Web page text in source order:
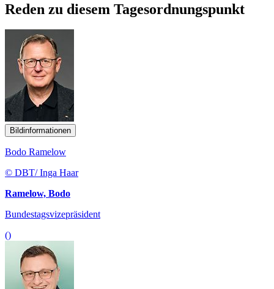
Reden zu diesem Tagesordnungspunkt
Bildinformationen
Bodo Ramelow
© DBT/ Inga Haar
Ramelow, Bodo
Bundestagsvizepräsident
()